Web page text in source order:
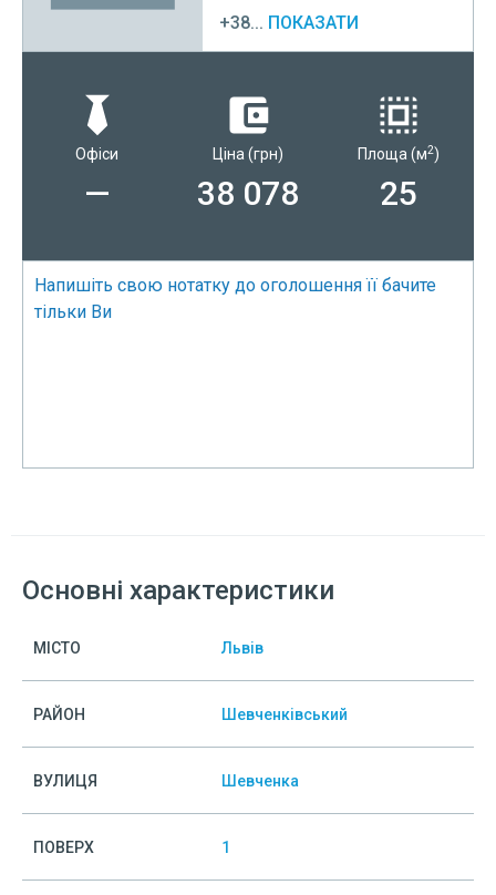
+38... ПОКАЗАТИ
Офіси
—
Ціна (грн)
38 078
Площа (м2)
25
Напишіть свою нотатку до оголошення її бачите
тільки Ви
Основні характеристики
МІСТО Львів
РАЙОН Шевченківський
ВУЛИЦЯ Шевченка
ПОВЕРХ 1